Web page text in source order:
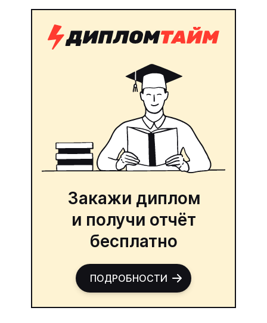
Закажи диплом
и получи отчёт
бесплатно
ПОДРОБНОСТИ